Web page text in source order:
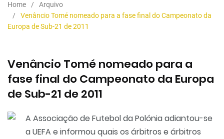
Home
Arquivo
Venâncio Tomé nomeado para a fase final do Campeonato da
Europa de Sub-21 de 2011
Venâncio Tomé nomeado para a
fase final do Campeonato da Europa
de Sub-21 de 2011
A Associação de Futebol da Polóniaadiantou-se
a UEFA e informou quais os árbitros e árbitros